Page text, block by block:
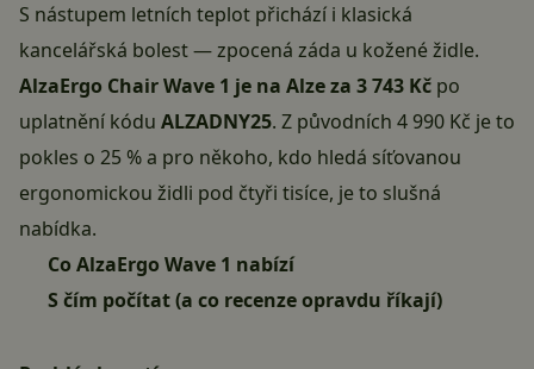
S nástupem letních teplot přichází i klasická
kancelářská bolest — zpocená záda u kožené židle.
AlzaErgo Chair Wave 1 je na Alze za 3 743 Kč po
uplatnění kódu ALZADNY25. Z původních 4 990 Kč je to
pokles o 25 % a pro někoho, kdo hledá síťovanou
ergonomickou židli pod čtyři tisíce, je to slušná
nabídka.
Co AlzaErgo Wave 1 nabízí
S čím počítat (a co recenze opravdu říkají)